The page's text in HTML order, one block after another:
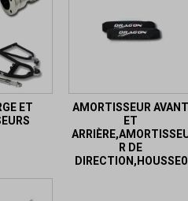
ET
AMORTISSEUR
ET
R DE
DIRECTION,HOUSSE0